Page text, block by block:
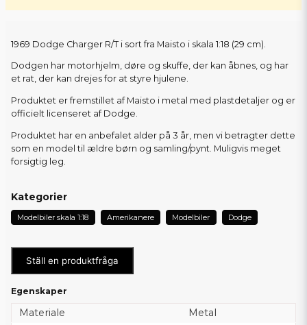
1969 Dodge Charger R/T i sort fra Maisto i skala 1:18 (29 cm).
Dodgen har motorhjelm, døre og skuffe, der kan åbnes, og har
et rat, der kan drejes for at styre hjulene.
Produktet er fremstillet af Maisto i metal med plastdetaljer og er
officielt licenseret af Dodge.
Produktet har en anbefalet alder på 3 år, men vi betragter dette
som en model til ældre børn og samling/pynt. Muligvis meget
forsigtig leg.
Kategorier
Modelbiler skala 1:18 Amerikanere Modelbiler Dodge
Ställ en produktfråga
Egenskaper
Materiale
Metal